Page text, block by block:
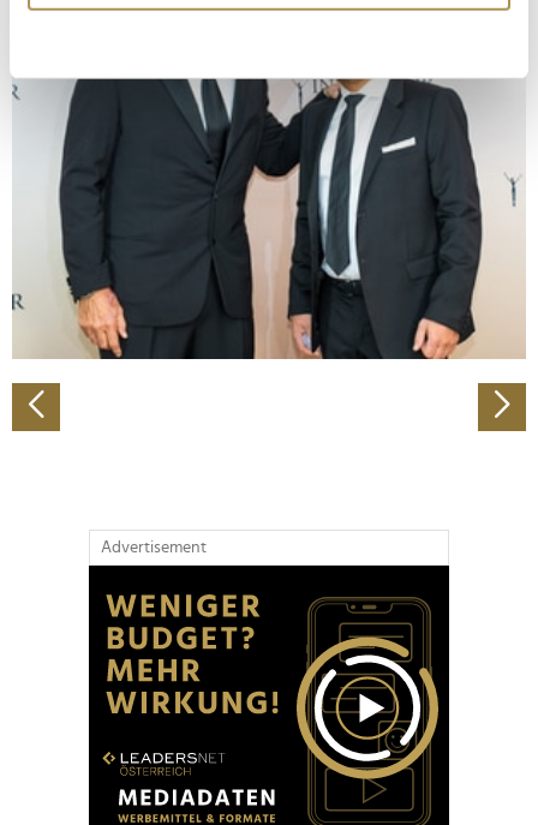
erfassen, welche bis auf einige Meter genau sein
bestimmten Merkmalen (Fingerprinting) identifizieren
Erfahren Sie mehr darüber, wie Ihre persönlichen Daten
verarbeitet werden, und legen Sie Ihre Präferenzen im
Abschnitt Einzelheiten
fest.
Wir verwenden Cookies, um Inhalte und Anzeigen zu
personalisieren, Funktionen für soziale Medien anbieten
zu können und die Zugriffe auf unsere Website zu
analysieren. Außerdem geben wir Informationen zu Ihrer
Verwendung unserer Website an unsere Partner für
soziale Medien, Werbung und Analysen weiter. Unsere
Partner führen diese Informationen möglicherweise mit
Advertisement